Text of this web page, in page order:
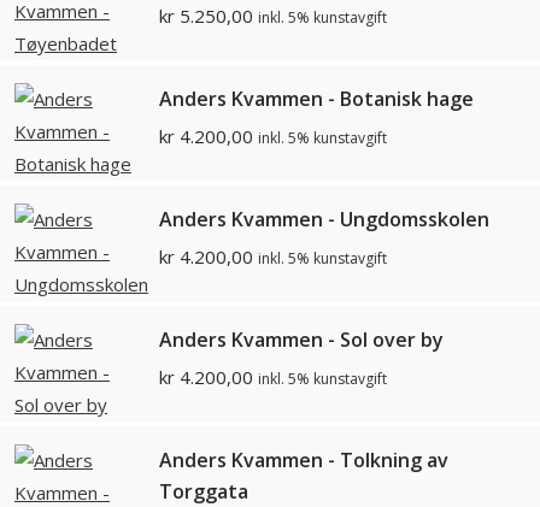
kr 5.250,00 inkl. 5% kunstavgift
Anders Kvammen - Botanisk hage
kr 4.200,00 inkl. 5% kunstavgift
Anders Kvammen - Ungdomsskolen
kr 4.200,00 inkl. 5% kunstavgift
Anders Kvammen - Sol over by
kr 4.200,00 inkl. 5% kunstavgift
Anders Kvammen - Tolkning av
Torggata